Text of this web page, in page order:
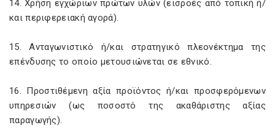
14. Χρήση εγχώριων πρώτων υλών (εισροές από τοπική ή/
και περιφερειακή αγορά).
15. Ανταγωνιστικό ή/και στρατηγικό πλεονέκτημα της
επένδυσης το οποίο μετουσιώνεται σε εθνικό.
16. Προστιθέμενη αξία προϊόντος ή/και προσφερόμενων
υπηρεσιών (ως ποσοστό της ακαθάριστης αξίας
παραγωγής).